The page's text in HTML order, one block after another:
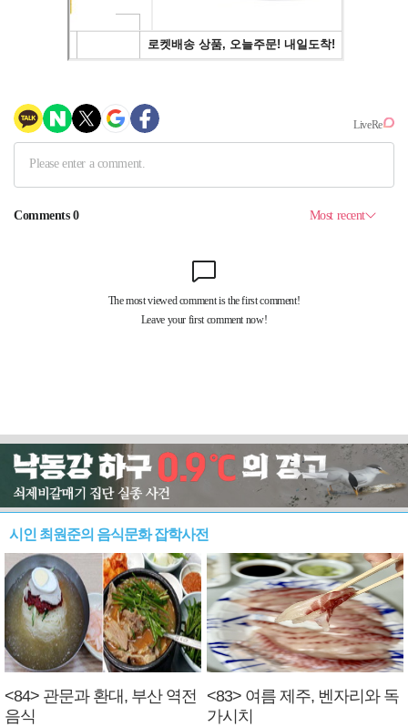
시인 최원준의 음식문화 잡학사전
<84> 관문과 환대, 부산 역전
음식
<83> 여름 제주, 벤자리와 독
가시치